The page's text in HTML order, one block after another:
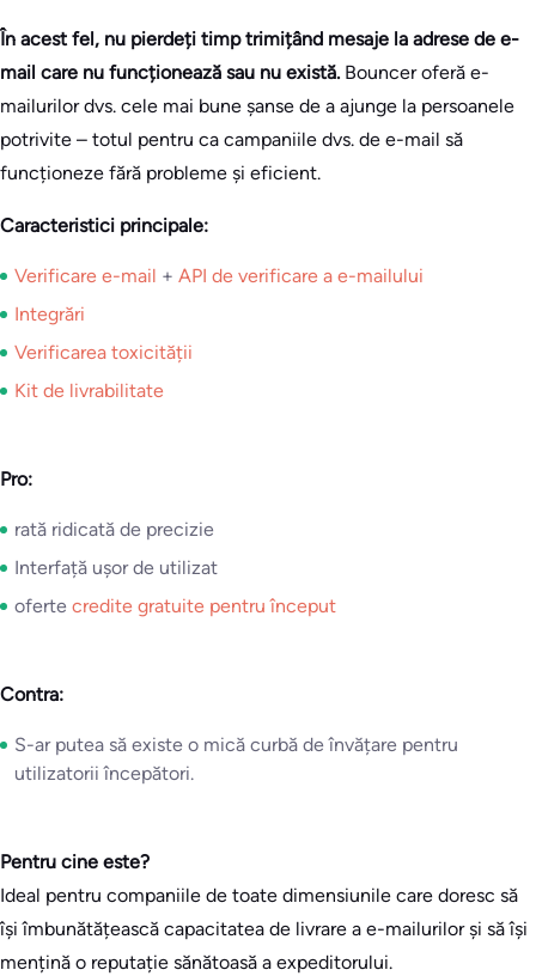
În acest fel, nu pierdeți timp trimițând mesaje la adrese de e-
mail care nu funcționează sau nu există. Bouncer oferă e-
mailurilor dvs. cele mai bune șanse de a ajunge la persoanele
potrivite – totul pentru ca campaniile dvs. de e-mail să
funcționeze fără probleme și eficient.
Caracteristici principale:
Verificare e-mail + API de verificare a e-mailului
Integrări
Verificarea toxicității
Kit de livrabilitate
Pro:
rată ridicată de precizie
Interfață ușor de utilizat
oferte credite gratuite pentru început
Contra:
S-ar putea să existe o mică curbă de învățare pentru
utilizatorii începători.
Pentru cine este?
Ideal pentru companiile de toate dimensiunile care doresc să
își îmbunătățească capacitatea de livrare a e-mailurilor și să își
mențină o reputație sănătoasă a expeditorului.